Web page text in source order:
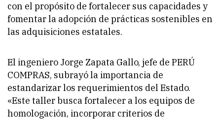
con el propósito de fortalecer sus capacidades y
fomentar la adopción de prácticas sostenibles en
las adquisiciones estatales.
El ingeniero Jorge Zapata Gallo, jefe de PERÚ
COMPRAS, subrayó la importancia de
estandarizar los requerimientos del Estado.
«Este taller busca fortalecer a los equipos de
homologación, incorporar criterios de